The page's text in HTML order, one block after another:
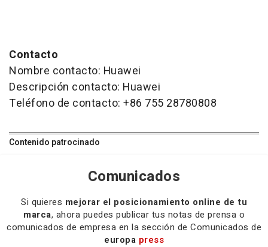
Contacto
Nombre contacto: Huawei
Descripción contacto: Huawei
Teléfono de contacto: +86 755 28780808
Contenido patrocinado
Comunicados
Si quieres mejorar el posicionamiento online de tu
marca, ahora puedes publicar tus notas de prensa o
comunicados de empresa en la sección de Comunicados de
europa press